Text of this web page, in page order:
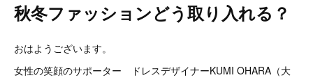
秋冬ファッションどう取り入れる？
おはようございます。
女性の笑顔のサポーター ドレスデザイナーKUMI OHARA（大